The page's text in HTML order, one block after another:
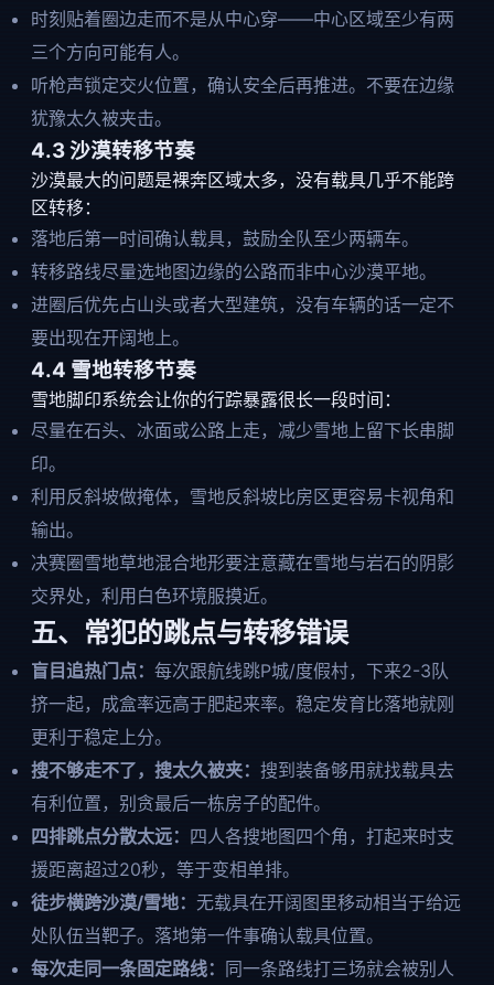
时刻贴着圈边走而不是从中心穿——中心区域至少有两
三个方向可能有人。
听枪声锁定交火位置，确认安全后再推进。不要在边缘
犹豫太久被夹击。
4.3 沙漠转移节奏
沙漠最大的问题是裸奔区域太多，没有载具几乎不能跨
区转移：
落地后第一时间确认载具，鼓励全队至少两辆车。
转移路线尽量选地图边缘的公路而非中心沙漠平地。
进圈后优先占山头或者大型建筑，没有车辆的话一定不
要出现在开阔地上。
4.4 雪地转移节奏
雪地脚印系统会让你的行踪暴露很长一段时间：
尽量在石头、冰面或公路上走，减少雪地上留下长串脚
印。
利用反斜坡做掩体，雪地反斜坡比房区更容易卡视角和
输出。
决赛圈雪地草地混合地形要注意藏在雪地与岩石的阴影
交界处，利用白色环境服摸近。
五、常犯的跳点与转移错误
盲目追热门点： 每次跟航线跳P城/度假村，下来2-3队
挤一起，成盒率远高于肥起来率。稳定发育比落地就刚
更利于稳定上分。
搜不够走不了，搜太久被夹： 搜到装备够用就找载具去
有利位置，别贪最后一栋房子的配件。
四排跳点分散太远： 四人各搜地图四个角，打起来时支
援距离超过20秒，等于变相单排。
徒步横跨沙漠/雪地： 无载具在开阔图里移动相当于给远
处队伍当靶子。落地第一件事确认载具位置。
每次走同一条固定路线： 同一条路线打三场就会被别人